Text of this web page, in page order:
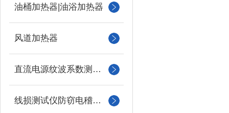
油桶加热器|油浴加热器
风道加热器
直流电源纹波系数测试仪
线损测试仪防窃电稽查仪